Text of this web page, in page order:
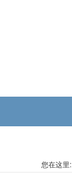
您在这里: